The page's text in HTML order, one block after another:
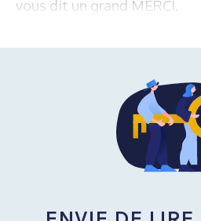
vous dit un grand MERCI.